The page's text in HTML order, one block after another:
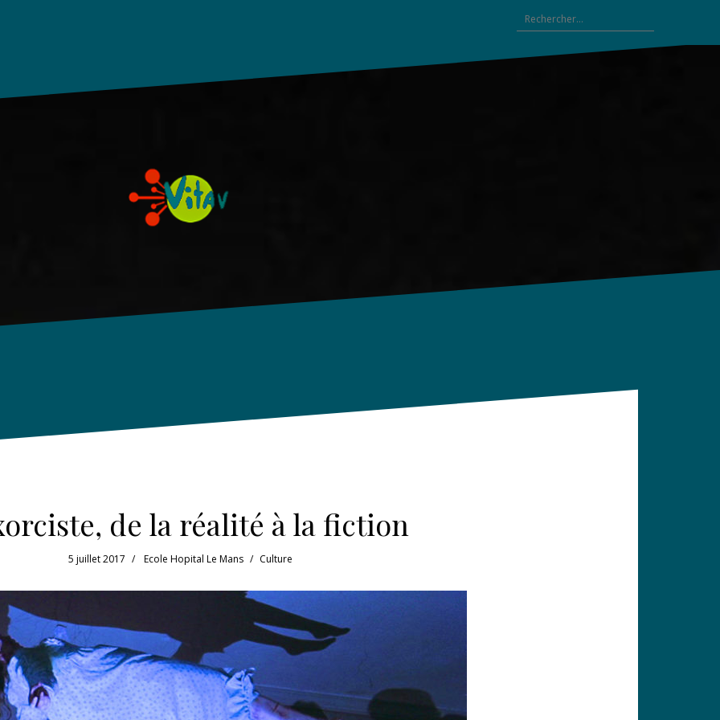
Rechercher :
de la réalité à la fiction
5 juillet 2017 Ecole Hopital Le Mans Culture